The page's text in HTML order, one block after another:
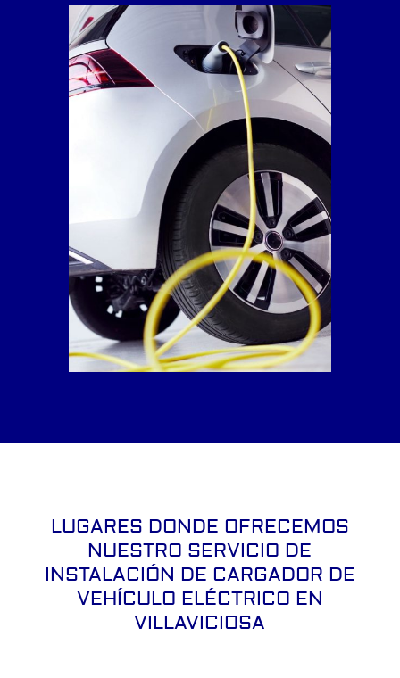
LUGARES DONDE OFRECEMOS
NUESTRO SERVICIO DE
INSTALACIÓN DE CARGADOR DE
VEHÍCULO ELÉCTRICO EN
VILLAVICIOSA